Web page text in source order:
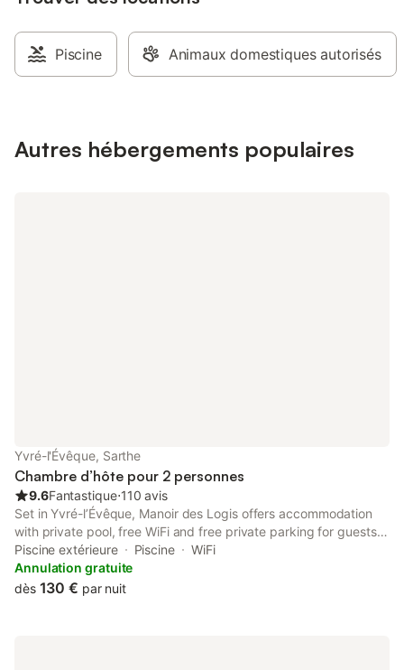
Piscine Animaux domestiques autorisés
Autres hébergements populaires
Yvré-l'Évêque, Sarthe
Chambre d’hôte pour 2 personnes
9.6Fantastique⋅110 avis
Set in Yvré-lʼÉvêque, Manoir des Logis offers accommodation
with private pool, free WiFi and free private parking for guests
who drive. The property features pool views and is 7.1 km from
Le Mans Circuit and 7.5 km from Antarès.
Piscine extérieure Piscine
WiFi
Annulation gratuite
dès 130 € par nuit